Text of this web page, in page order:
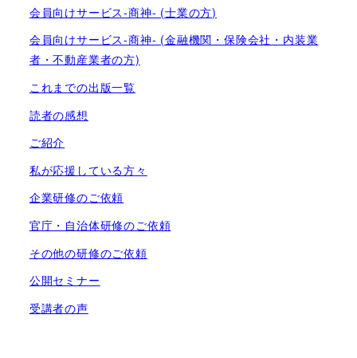
会員向けサービス-商神- (士業の方)
会員向けサービス-商神- (金融機関・保険会社・内装業
者・不動産業者の方)
これまでの出版一覧
読者の感想
ご紹介
私が応援している方々
企業研修のご依頼
官庁・自治体研修のご依頼
その他の研修のご依頼
公開セミナー
受講者の声